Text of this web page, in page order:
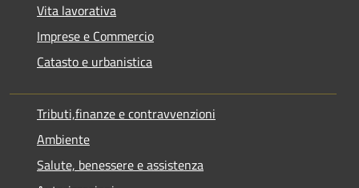
Vita lavorativa
Imprese e Commercio
Catasto e urbanistica
Tributi,finanze e contravvenzioni
Ambiente
Salute, benessere e assistenza